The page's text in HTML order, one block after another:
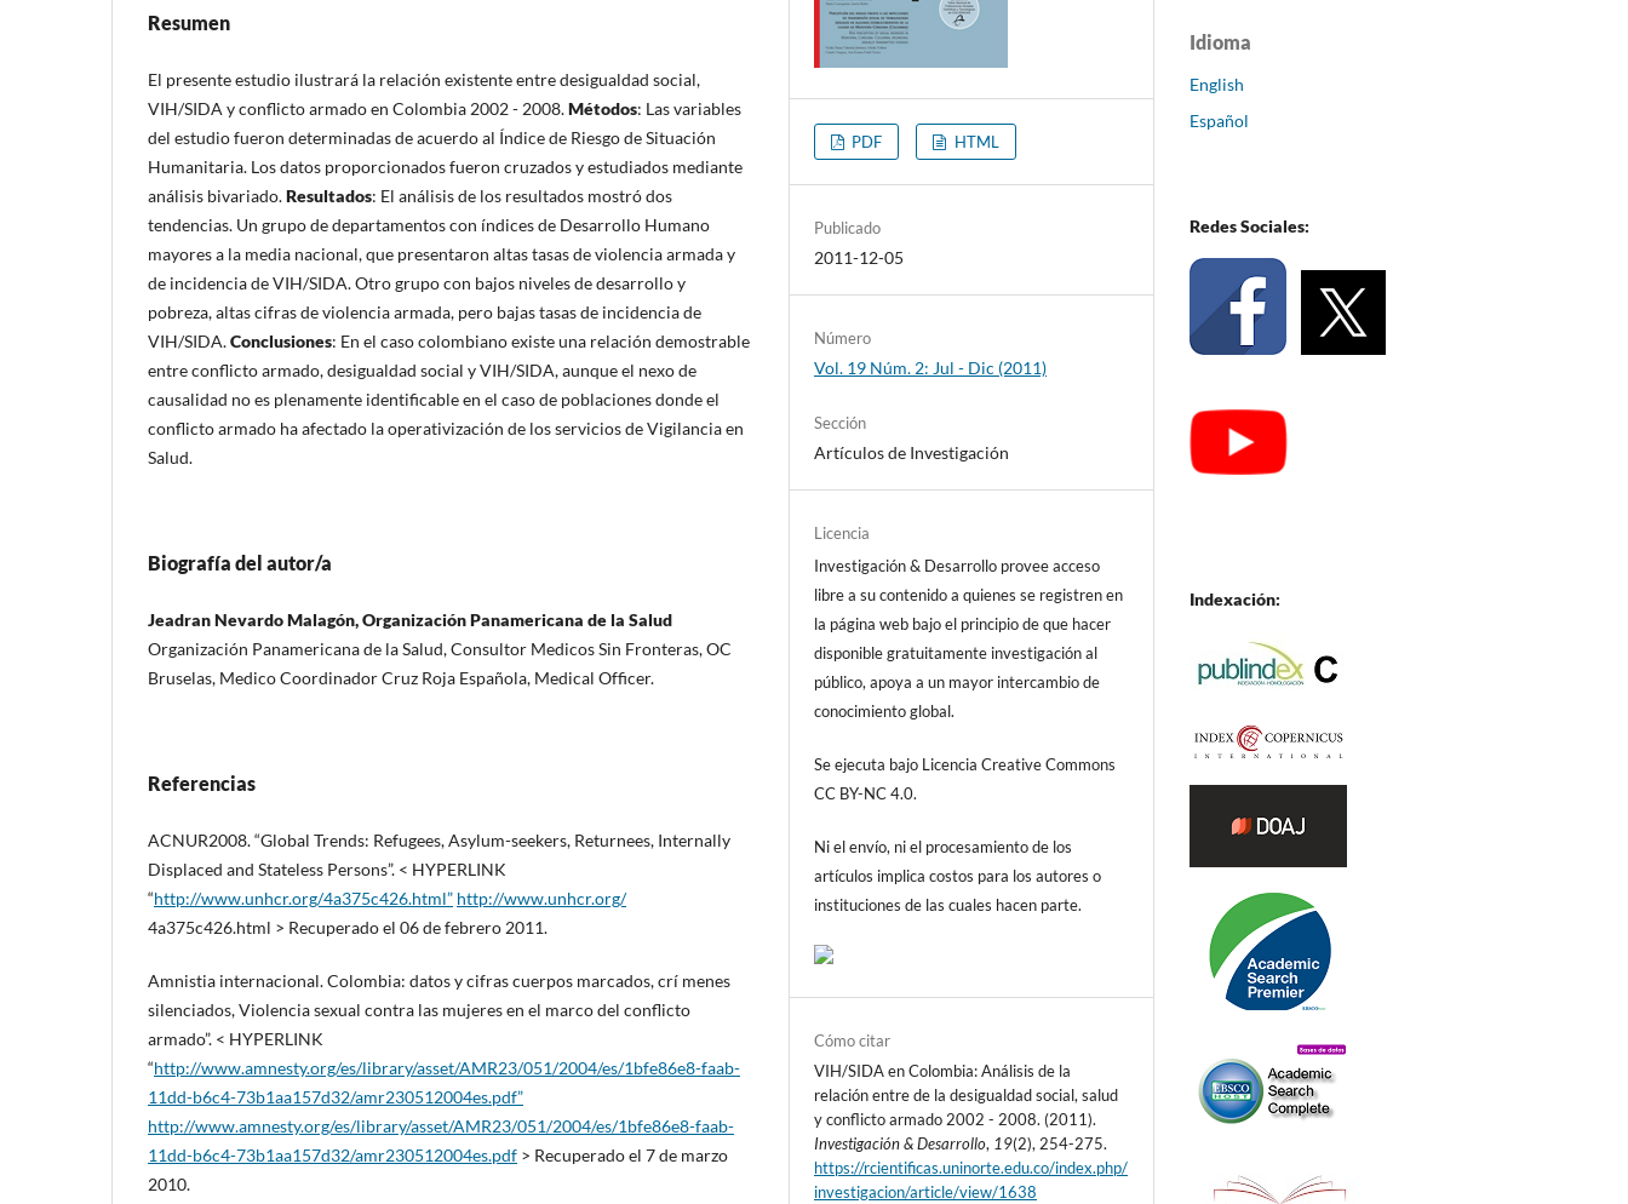
Resumen
El presente estudio ilustrará la relación existente entre desigualdad social,
VIH/SIDA y conflicto armado en Colombia 2002 - 2008.Métodos: Las variables
del estudio fueron determinadas de acuerdo al Índice de Riesgo de Situación
Humanitaria. Los datos proporcionados fueron cruzados y estudiados mediante
análisis bivariado.Resultados: El análisis de los resultados mostró dos
tendencias. Un grupo de departamentos con índices de Desarrollo Humano
mayores a la media nacional, que presentaron altas tasas de violencia armada y
de incidencia de VIH/SIDA. Otro grupo con bajos niveles de desarrollo y
pobreza, altas cifras de violencia armada, pero bajas tasas de incidencia de
VIH/SIDA.Conclusiones: En el caso colombiano existe una relación demostrable
entre conflicto armado, desigualdad social y VIH/SIDA, aunque el nexo de
causalidad no es plenamente identificable en el caso de poblaciones donde el
conflicto armado ha afectado la operativización de los servicios de Vigilancia en
Salud.
Biografía del autor/a
Jeadran Nevardo Malagón, Organización Panamericana de la Salud
Organización Panamericana de la Salud, Consultor Medicos Sin Fronteras, OC
Bruselas, Medico Coordinador Cruz Roja Española, Medical Officer.
Referencias
ACNUR2008. “Global Trends: Refugees, Asylum-seekers, Returnees, Internally
Displaced and Stateless Persons”. < HYPERLINK
“http://www.unhcr.org/4a375c426.html” http://www.unhcr.org/
4a375c426.html > Recuperado el 06 de febrero 2011.
Amnistia internacional. Colombia: datos y cifras cuerpos marcados, crí menes
silenciados, Violencia sexual contra las mujeres en el marco del conflicto
armado”. < HYPERLINK
“http://www.amnesty.org/es/library/asset/AMR23/051/2004/es/1bfe86e8-faab-
11dd-b6c4-73b1aa157d32/amr230512004es.pdf”
http://www.amnesty.org/es/library/asset/AMR23/051/2004/es/1bfe86e8-faab-
11dd-b6c4-73b1aa157d32/amr230512004es.pdf > Recuperado el 7 de marzo
2010.
PDF HTML
Publicado
2011-12-05
Número
Vol. 19 Núm. 2: Jul - Dic (2011)
Sección
Artículos de Investigación
Licencia
Investigación & Desarrollo provee acceso
libre a su contenido a quienes se registren en
la página web bajo el principio de que hacer
disponible gratuitamente investigación al
público, apoya a un mayor intercambio de
conocimiento global.
Se ejecuta bajo Licencia Creative Commons
CC BY-NC 4.0.
Ni el envío, ni el procesamiento de los
artículos implica costos para los autores o
instituciones de las cuales hacen parte.
Cómo citar
VIH/SIDA en Colombia: Análisis de la
relación entre de la desigualdad social, salud
y conflicto armado 2002 - 2008. (2011).
Investigación & Desarrollo, 19(2), 254-275.
https://rcientificas.uninorte.edu.co/index.php/
investigacion/article/view/1638
Idioma
English
Español
Redes Sociales:
Indexación: